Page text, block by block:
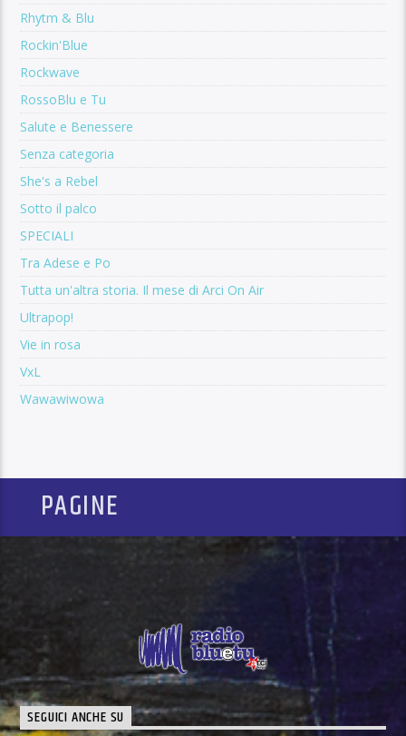
Rhytm & Blu
Rockin'Blue
Rockwave
RossoBlu e Tu
Salute e Benessere
Senza categoria
She's a Rebel
Sotto il palco
SPECIALI
Tra Adese e Po
Tutta un'altra storia. Il mese di Arci On Air
Ultrapop!
Vie in rosa
VxL
Wawawiwowa
PAGINE
SEGUICI ANCHE SU